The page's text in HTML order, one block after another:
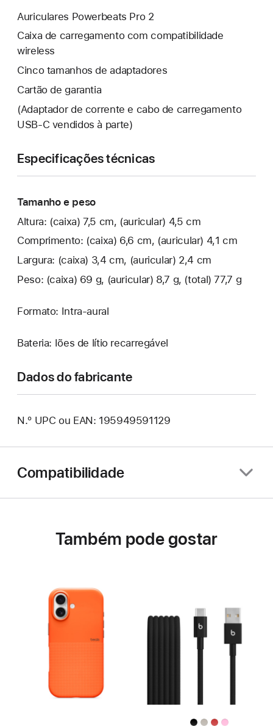
Auriculares Powerbeats Pro 2
Caixa de carregamento com compatibilidade
wireless
Cinco tamanhos de adaptadores
Cartão de garantia
(Adaptador de corrente e cabo de carregamento
USB-C vendidos à parte)
Especificações técnicas
Tamanho e peso
Altura: (caixa) 7,5 cm, (auricular) 4,5 cm
Comprimento: (caixa) 6,6 cm, (auricular) 4,1 cm
Largura: (caixa) 3,4 cm, (auricular) 2,4 cm
Peso: (caixa) 69 g, (auricular) 8,7 g, (total) 77,7 g
Formato: Intra-aural
Bateria: Iões de lítio recarregável
Dados do fabricante
N.º UPC ou EAN: 195949591129
Compatibilidade
Também pode gostar